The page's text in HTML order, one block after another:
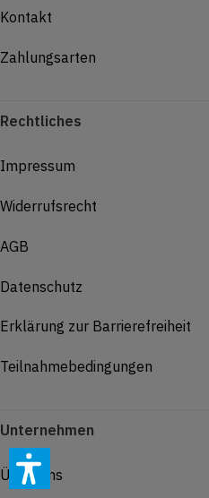
Kontakt
Zahlungsarten
Rechtliches
Impressum
Widerrufsrecht
AGB
Datenschutz
Erklärung zur Barrierefreiheit
Teilnahmebedingungen
Unternehmen
Über Uns